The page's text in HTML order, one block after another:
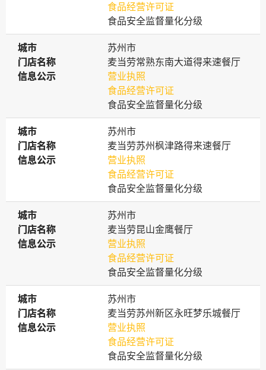
食品经营许可证
食品安全监督量化分级
城市
城市
苏州市
门店名称
门店名称
麦当劳常熟东南大道得来速餐厅
信息公示
信息公示
营业执照
食品经营许可证
食品安全监督量化分级
城市
城市
苏州市
门店名称
门店名称
麦当劳苏州枫津路得来速餐厅
信息公示
信息公示
营业执照
食品经营许可证
食品安全监督量化分级
城市
城市
苏州市
门店名称
门店名称
麦当劳昆山金鹰餐厅
信息公示
信息公示
营业执照
食品经营许可证
食品安全监督量化分级
城市
城市
苏州市
门店名称
门店名称
麦当劳苏州新区永旺梦乐城餐厅
信息公示
信息公示
营业执照
食品经营许可证
食品安全监督量化分级